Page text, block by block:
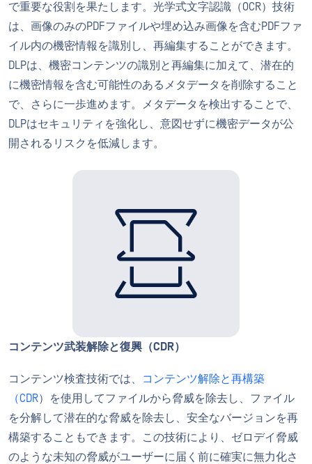
で重要な役割を果たします。光学式文字認識（OCR）技術
は、画像のみのPDFファイルや埋め込み画像を含むPDFファ
イル内の機密情報を識別し、再編集することができます。
DLPは、機密コンテンツの識別と再編集に加えて、潜在的
に機密情報を含む可能性のあるメタデータを削除すること
で、さらに一歩進めます。メタデータを検出することで、
DLPはセキュリティを強化し、意図せずに機密データが公
開されるリスクを低減します。
コンテンツ武装解除と復興（CDR）
コンテンツ検査技術では、
コンテンツ解除と再構築
（CDR）を使用してファイルから脅威を除去し、ファイル
を分解して潜在的な脅威を除去し、安全なバージョンを再
構築することもできます。この技術により、ゼロデイ脅威
のような未知の脅威がユーザーに届く前に確実に無力化さ